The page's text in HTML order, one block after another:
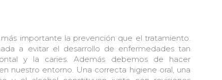
importante la prevención que el tratamiento.
a evitar el desarrollo de enfermedades tan
y la caries. Además debemos de hacer
nuestro entorno. Una correcta higiene oral, una